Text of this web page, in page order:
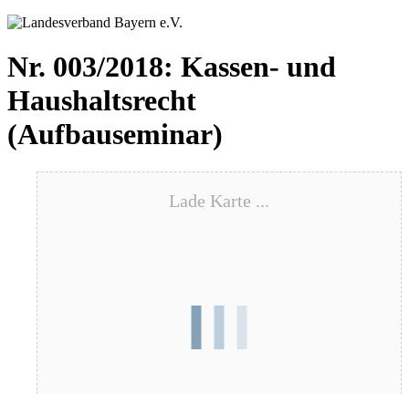
Nr. 003/2018: Kassen- und
Haushaltsrecht
(Aufbauseminar)
Lade Karte ...